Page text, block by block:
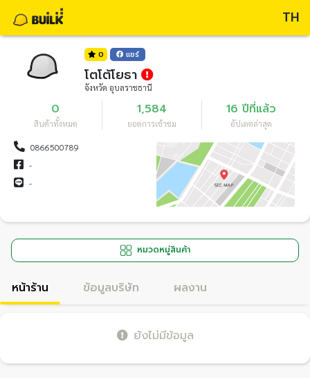
TH
0 แชร์
โตโต้โยธา
จังหวัด อุบลราชธานี
0
สินค้าทั้งหมด
1,584
ยอดการเข้าชม
16 ปีที่แล้ว
อัปเดตล่าสุด
0866500789
-
-
หมวดหมู่สินค้า
หน้าร้าน ข้อมูลบริษัท ผลงาน
ยังไม่มีข้อมูล